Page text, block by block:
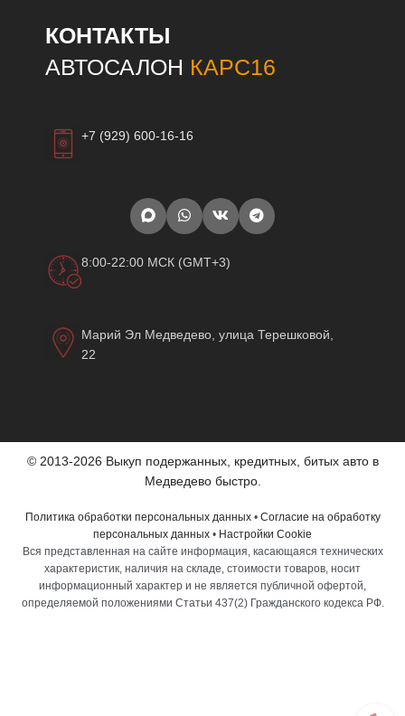
КОНТАКТЫ
АВТОСАЛОН КАРС16
+7 (929) 600-16-16
8:00-22:00 МСК (GMT+3)
Марий Эл Медведево, улица Терешковой,
22
© 2013-2026 Выкуп подержанных, кредитных, битых авто в
Медведево быстро.
Политика обработки персональных данных• Согласие на обработку
персональных данных • Настройки Cookie
Вся представленная на сайте информация, касающаяся технических
характеристик, наличия на складе, стоимости товаров, носит
информационный характер и не является публичной офертой,
определяемой положениями Статьи 437(2) Гражданского кодекса РФ.